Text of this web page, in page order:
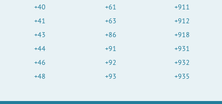
+40
+41
+43
+44
+46
+48
+61
+63
+86
+91
+92
+93
+911
+912
+918
+931
+932
+935